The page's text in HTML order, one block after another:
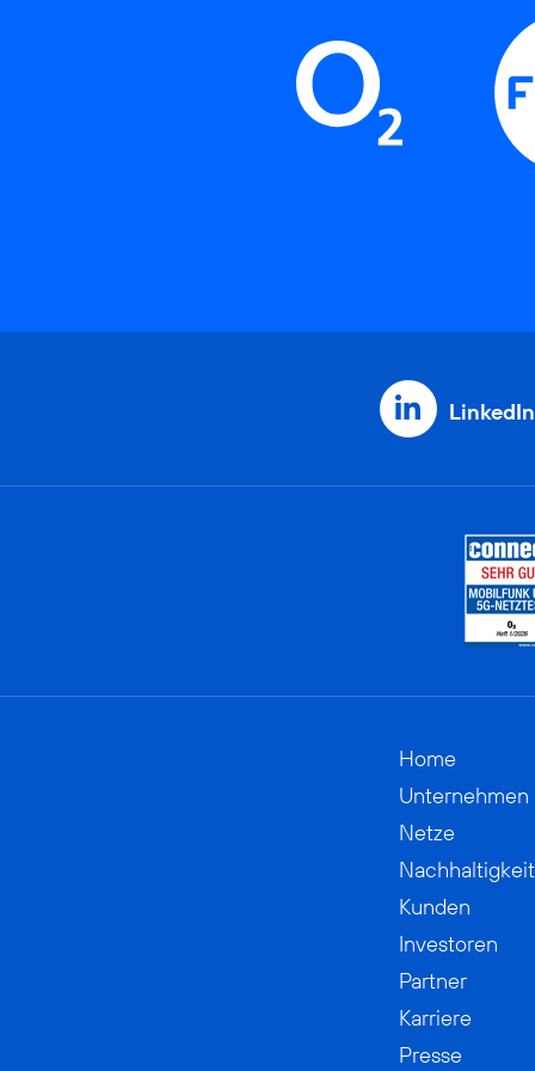
LinkedIn
Home
Unternehmen
Netze
Nachhaltigkeit
Kunden
Investoren
Partner
Karriere
Presse